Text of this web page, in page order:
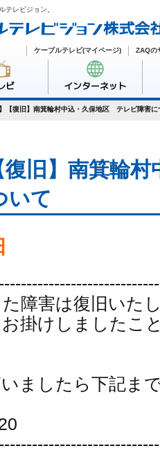
テレビジョン。
ビ インターネット
ZAQの
ケーブルテレビ(マイページ)
】【復旧】南箕輪村中込・久保地区 テレビ障害に
復旧】南箕輪
いて
障害は復旧いた
掛けしましたこ
ましたら下記ま